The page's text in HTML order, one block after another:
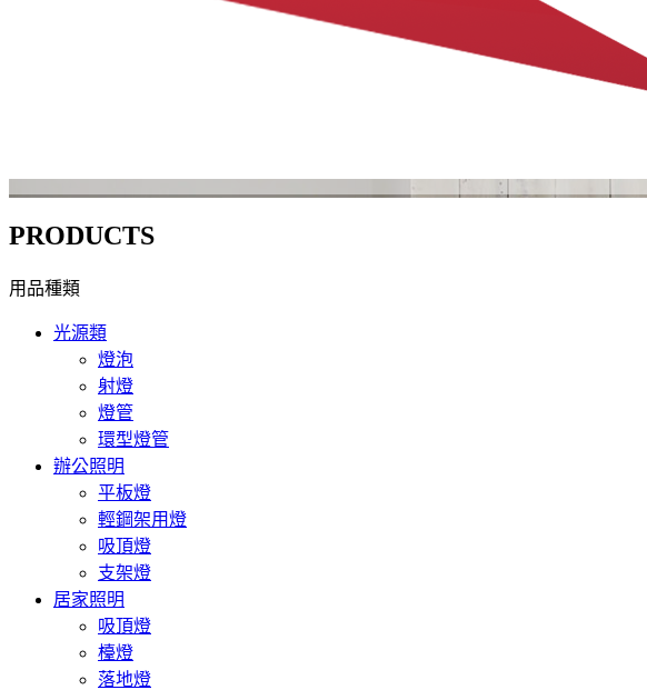
PRODUCTS
用品種類
光源類
燈泡
射燈
燈管
環型燈管
辦公照明
平板燈
輕鋼架用燈
吸頂燈
支架燈
居家照明
吸頂燈
檯燈
落地燈